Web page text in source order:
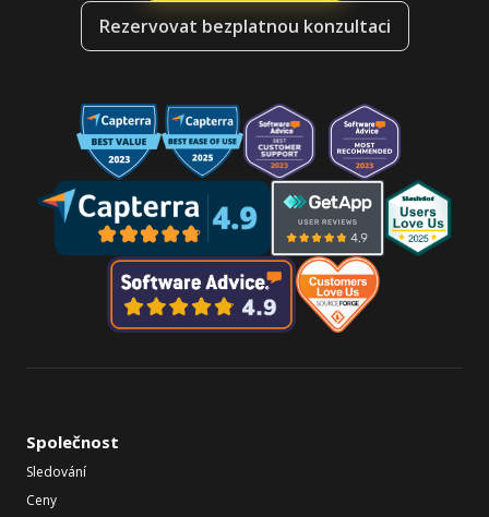
Rezervovat bezplatnou konzultaci
Společnost
Sledování
Ceny